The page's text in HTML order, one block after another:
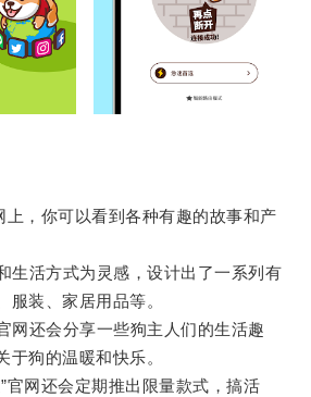
，你可以看到各种有趣的故事和产
活方式为灵感，设计出了一系列有
服装、家居用品等。
还会分享一些狗主人们的生活趣
于狗的温暖和快乐。
网还会定期推出限量款式，搞活